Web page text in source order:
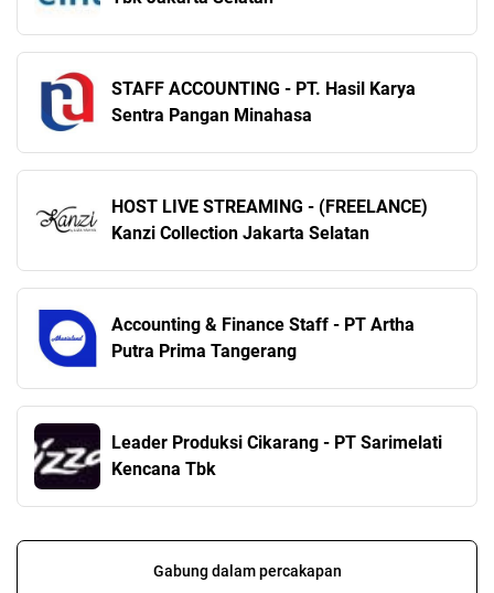
STAFF ACCOUNTING - PT. Hasil Karya
Sentra Pangan Minahasa
HOST LIVE STREAMING - (FREELANCE)
Kanzi Collection Jakarta Selatan
Accounting & Finance Staff - PT Artha
Putra Prima Tangerang
Leader Produksi Cikarang - PT Sarimelati
Kencana Tbk
Gabung dalam percakapan